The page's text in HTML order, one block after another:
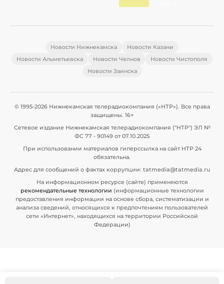
Новости Нижнекамска
Новости Казани
Новости Альметьевска
Новости Челнов
Новости Чистополя
Новости Заинска
© 1995-2026 Нижнекамская телерадиокомпания («НТР»). Все права
защищены. 16+
Сетевое издание Нижнекамская телерадиокомпания ("НТР") ЭЛ №
ФС 77 - 90149 от 07.10.2025
При использовании материалов гиперссылка на сайт НТР 24
обязательна.
Адрес для сообщений о фактах коррупции: tatmedia@tatmedia.ru
На информационном ресурсе (сайте) применяются
рекомендательные технологии (информационные технологии
предоставления информации на основе сбора, систематизации и
анализа сведений, относящихся к предпочтениям пользователей
сети «Интернет», находящихся на территории Российской
Федерации)